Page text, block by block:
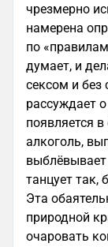
чрезмерно
намерена
по
думает, и
сексом и без
рассуждает
появляется
алкоголь,
выблёвывает
танцует так,
Эта
природной
очаровать